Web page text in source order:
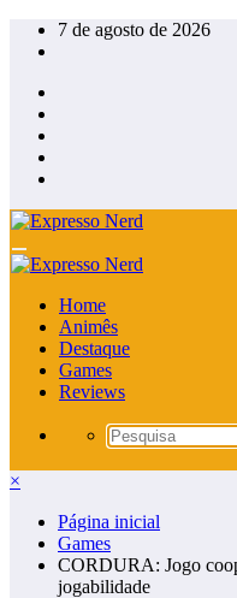
Pular
para
conteúdo
7 de agosto de 2026
Home
Animês
Destaque
Games
Reviews
×
Página inicial
Games
CORDURA: Jogo
jogabilidade